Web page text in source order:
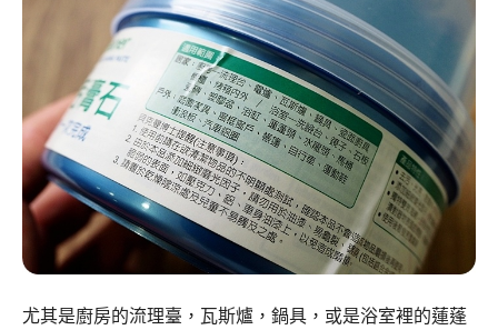
尤其是廚房的流理臺，瓦斯爐，鍋具，或是浴室裡的蓮蓬